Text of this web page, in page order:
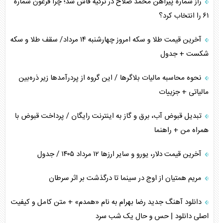
۶۱ را انتخاب کرد؟
آخرین قیمت طلا و سکه امروز چهارشنبه ۱۴ مرداد/ سقف طلا و سکه
شکست + جدول
نحوه محاسبه مالیات بلاگر‌ها / این گروه از پردرآمد‌ها زیر ذره‌بین
مالیاتی + جزییات
تبدیل قبوض آب، برق و گاز به اینترنت رایگان / پرداخت قبوض با
همراه من + راهنما
آخرین قیمت دلار، یورو و سایر ارز‌ها ۱۲ مرداد ۱۴۰۵ / جدول
مریم همتیان از اوج در سینما تا درگذشت بر اثر سرطان
دانلود آهنگ جدید رضا بهرام به نام «همدم» + متن کامل و کیفیت
اصلی دانلود | حس و حال یک شب سرد